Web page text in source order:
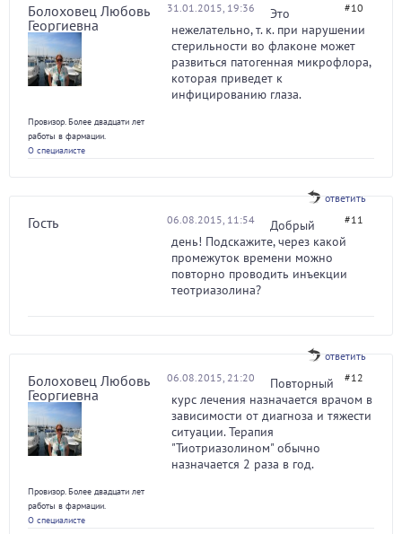
Болоховец Любовь
Георгиевна
Провизор. Более двадцати лет
работы в фармации.
О специалисте
31.01.2015, 19:36 #10
Это
нежелательно, т. к. при нарушении
стерильности во флаконе может
развиться патогенная микрофлора,
которая приведет к
инфицированию глаза.
ответить
Гость 06.08.2015, 11:54 #11
Добрый
день! Подскажите, через какой
промежуток времени можно
повторно проводить инъекции
теотриазолина?
ответить
Болоховец Любовь
Георгиевна
Провизор. Более двадцати лет
работы в фармации.
О специалисте
06.08.2015, 21:20 #12
Повторный
курс лечения назначается врачом в
зависимости от диагноза и тяжести
ситуации. Терапия
"Тиотриазолином" обычно
назначается 2 раза в год.